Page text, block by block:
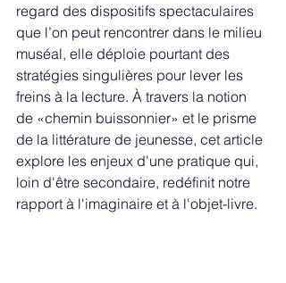
regard des dispositifs spectaculaires
que l’on peut rencontrer dans le milieu
muséal, elle déploie pourtant des
stratégies singulières pour lever les
freins à la lecture. À travers la notion
de «chemin buissonnier» et le prisme
de la littérature de jeunesse, cet article
explore les enjeux d'une pratique qui,
loin d'être secondaire, redéfinit notre
rapport à l'imaginaire et à l'objet-livre.